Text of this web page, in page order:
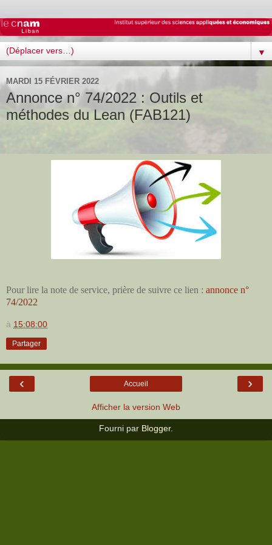
▼
MARDI 15 FÉVRIER 2022
Annonce n° 74/2022 : Outils et
méthodes du Lean (FAB121)
Pour lire la note de service, prière de suivre ce lien : annonce n°
74/2022
à 15:08:00
Partager
‹ ›
Accueil
Afficher la version Web
Fourni par Blogger.